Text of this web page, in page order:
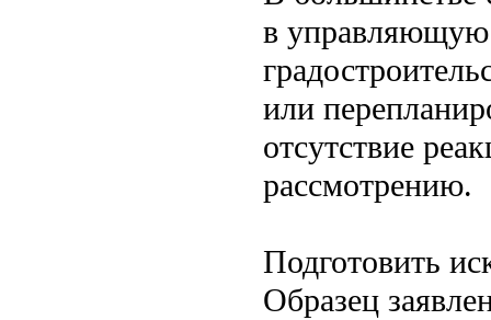
в управляющую
или
отсутствие
рассмотрению.
Подготовить
Образец